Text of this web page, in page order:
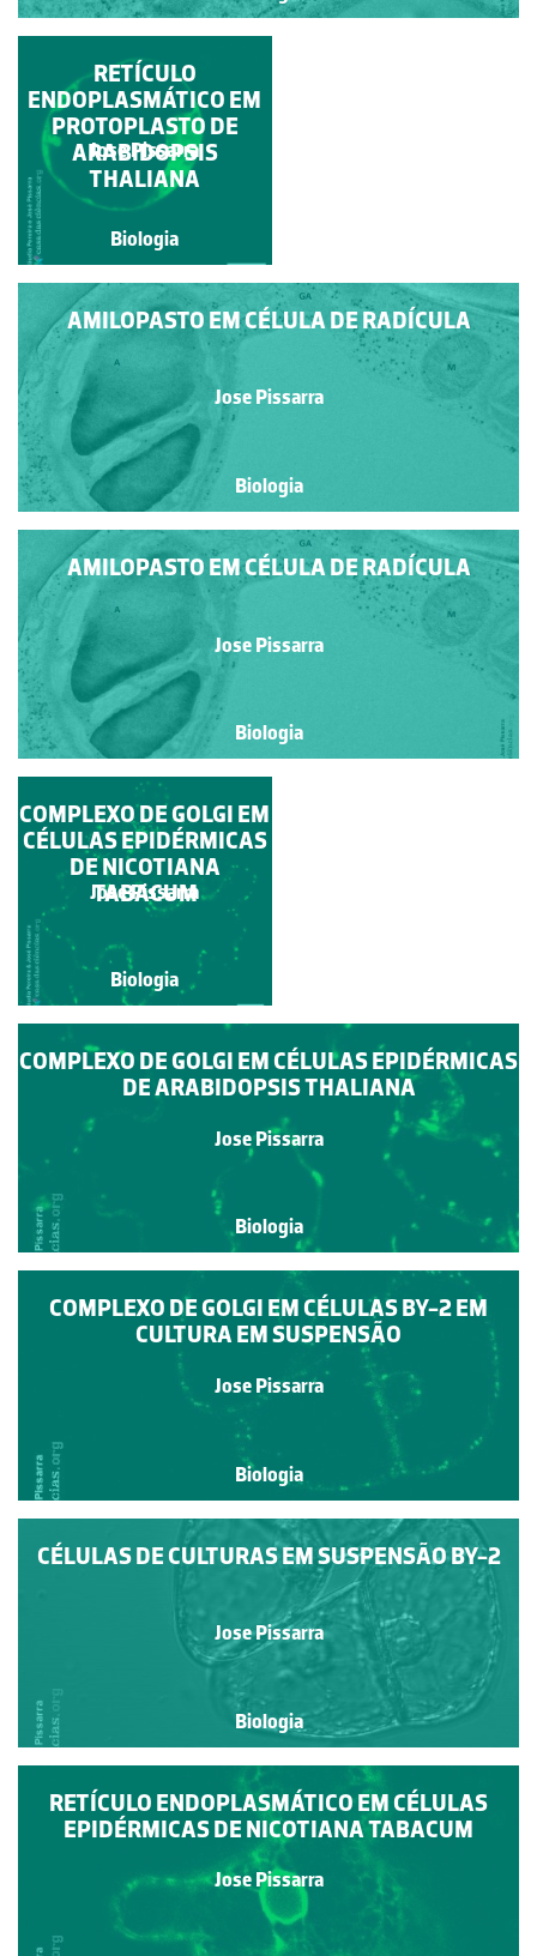
COMPLEXO DE GOLGI
E REDE TRANS-GOLGI
Jose Pissarra
Biologia
AMILOPASTO EM CÉLULA DE RADÍCULA
Jose Pissarra
Biologia
AMILOPASTO EM CÉLULA DE RADÍCULA
Jose Pissarra
Biologia
RETÍCULO
ENDOPLASMÁTICO EM
PROTOPLASTO DE
ARABIDOPSIS
THALIANA
Jose Pissarra
Biologia
CITOPLASMA DE
CÉLULAS
EPIDÉRMICAS DE
ARABIDOPSIS
THALIANA
Jose Pissarra
Biologia
COMPLEXO DE GOLGI EM CÉLULAS EPIDÉRMICAS
DE ARABIDOPSIS THALIANA
Jose Pissarra
Biologia
COMPLEXO DE GOLGI EM CÉLULAS BY-2 EM
CULTURA EM SUSPENSÃO
Jose Pissarra
Biologia
CÉLULAS DE CULTURAS EM SUSPENSÃO BY-2
Jose Pissarra
Biologia
COMPLEXO DE GOLGI EM
CÉLULAS EPIDÉRMICAS
DE NICOTIANA
TABACUM
Jose Pissarra
Biologia
RETÍCULO ENDOPLASMÁTICO EM CÉLULAS
EPIDÉRMICAS DE NICOTIANA TABACUM
Jose Pissarra